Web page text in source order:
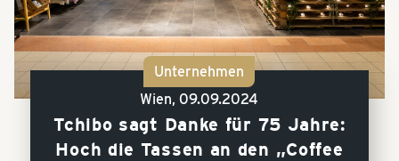
Unternehmen
Wien, 09.09.2024
Tchibo sagt Danke für 75 Jahre:
Hoch die Tassen an den „Coffee